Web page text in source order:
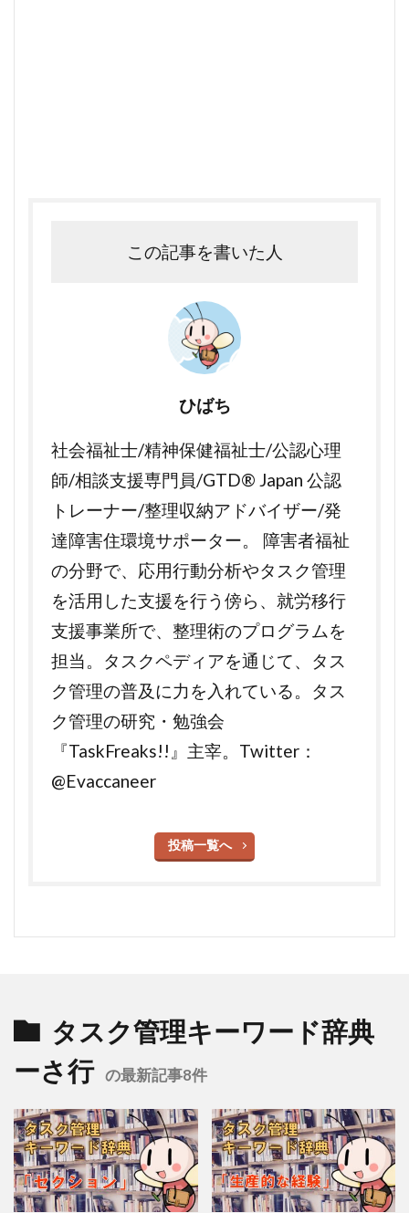
この記事を書いた人
ひばち
社会福祉士/精神保健福祉士/公認心理
師/相談支援専門員/GTD® Japan 公認
トレーナー/整理収納アドバイザー/発
達障害住環境サポーター。 障害者福祉
の分野で、応用行動分析やタスク管理
を活用した支援を行う傍ら、就労移行
支援事業所で、整理術のプログラムを
担当。タスクペディアを通じて、タス
ク管理の普及に力を入れている。タス
ク管理の研究・勉強会
『TaskFreaks!!』主宰。Twitter：
@Evaccaneer
投稿一覧へ
タスク管理キーワード辞典
ーさ行 の最新記事8件